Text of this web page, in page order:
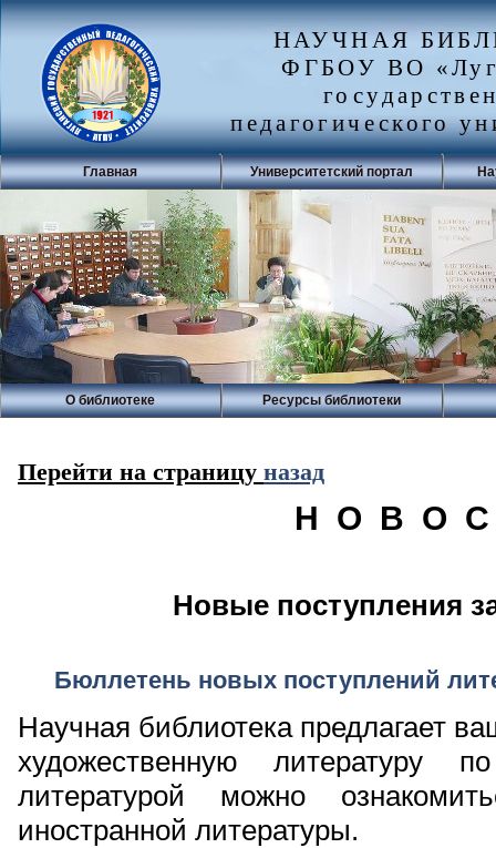
НАУЧНАЯ
ФГБОУ ВО
педагогического
Главная Университетский портал
О библиотеке Ресурсы библиотеки
Перейти на страницу назад
Н О В О
Новые поступления
Бюллетень новых поступлений
Научная библиотека предлагает
художественную литературу
литературой можно
иностранной литературы.